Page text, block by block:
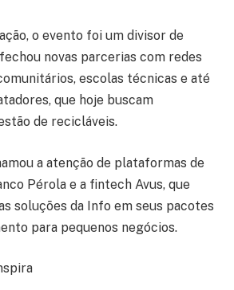
o evento foi um divisor de
novas parcerias com redes
escolas técnicas e até
que hoje buscam
de recicláveis.
a atenção de plataformas de
Pérola e a fintech Avus, que
soluções da Info em seus pacotes
para pequenos negócios.